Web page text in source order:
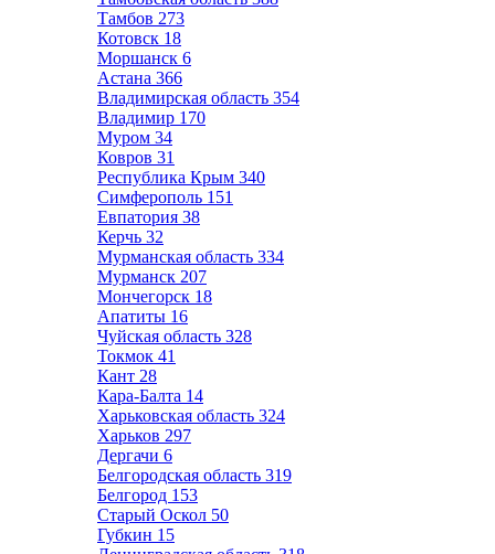
Тамбов 273
Котовск 18
Моршанск 6
Астана 366
Владимирская область 354
Владимир 170
Муром 34
Ковров 31
Республика Крым 340
Симферополь 151
Евпатория 38
Керчь 32
Мурманская область 334
Мурманск 207
Мончегорск 18
Апатиты 16
Чуйская область 328
Токмок 41
Кант 28
Кара-Балта 14
Харьковская область 324
Харьков 297
Дергачи 6
Белгородская область 319
Белгород 153
Старый Оскол 50
Губкин 15